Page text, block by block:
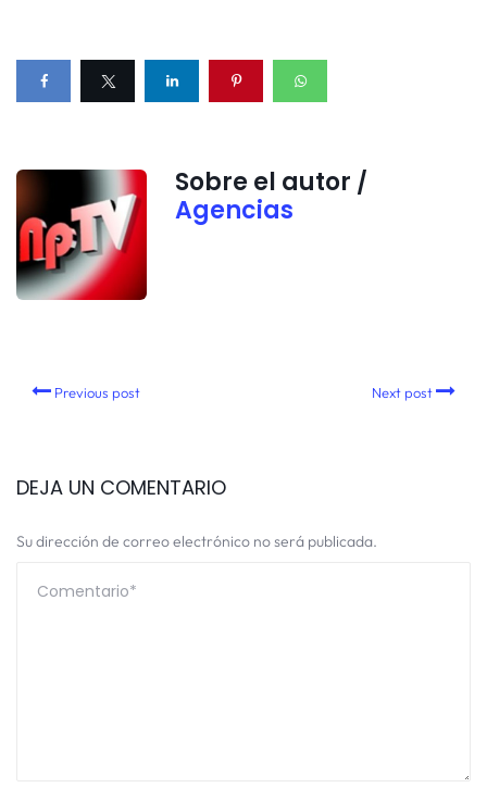
Sobre el autor /
Agencias
Previous post Next post
DEJA UN COMENTARIO
Su dirección de correo electrónico no será publicada.